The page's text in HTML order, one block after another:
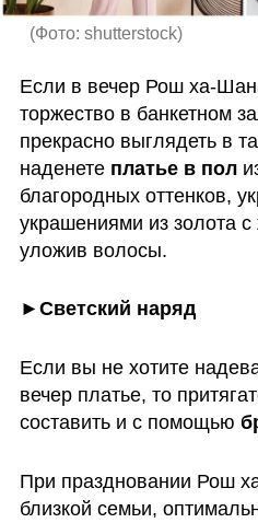
(Фото: shutterstock)
Если в вечер Рош ха-
торжество в банкетном
прекрасно выглядеть в
наденете платье в пол
благородных оттенков,
украшениями из золота с
уложив волосы.
►Светский наряд
Если вы не хотите
вечер платье, то
составить и с помощью
При праздновании Рош
близкой семьи,